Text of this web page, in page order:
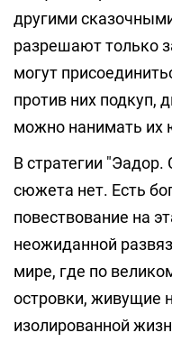
другими
разрешают только
могут
против них подкуп,
можно нанимать их
В стратегии
сюжета нет. Есть
повествование на
неожиданной
мире, где по
островки, живущие
изолированной